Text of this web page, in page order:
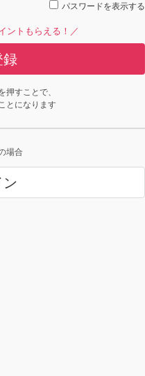
パスワードを表示する
ントもらえる！／
録
押すことで、
とになります
場合
ン